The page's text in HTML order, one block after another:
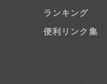
ランキング
便利リンク集